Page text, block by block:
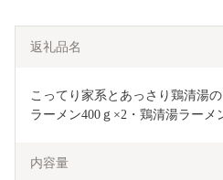
返礼品名
こってり家系とあっさり鶏清湯
ラーメン400ｇ×2・鶏清湯ラーメ
内容量